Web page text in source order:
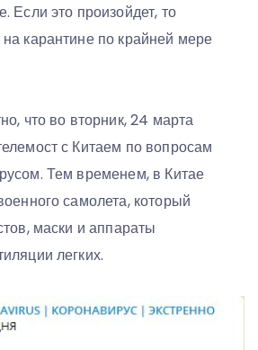
Если это произойдет, то
карантине по крайней мере
что во вторник, 24 марта
с Китаем по вопросам
Тем временем, в Китае
самолета, который
маски и аппараты
легких.